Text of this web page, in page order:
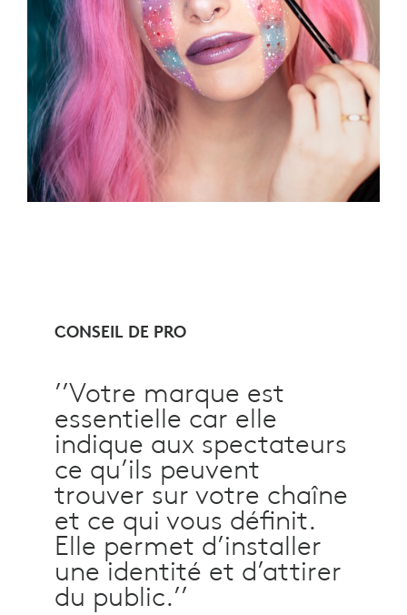
CONSEIL DE PRO
’’Votre marque est
essentielle car elle
indique aux spectateurs
ce qu’ils peuvent
trouver sur votre chaîne
et ce qui vous définit.
Elle permet d’installer
une identité et d’attirer
du public.’’